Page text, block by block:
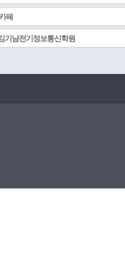
페
기남전기정보통신학원